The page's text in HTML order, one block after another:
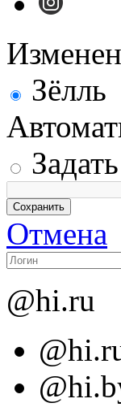
Зёлль
Задать
Отмена
@hi.ru